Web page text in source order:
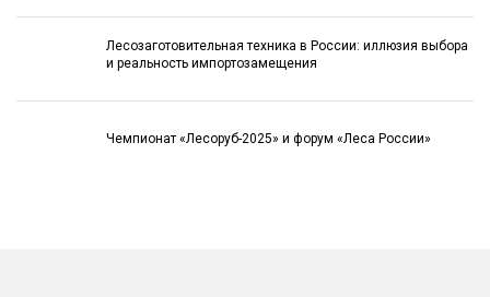
Лесозаготовительная техника в России: иллюзия выбора
и реальность импортозамещения
Чемпионат «Лесоруб-2025» и форум «Леса России»